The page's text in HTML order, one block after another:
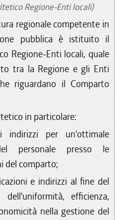
Regione-Enti locali)
regionale competente in
pubblica è istituito il
Regione-Enti locali, quale
tra la Regione e gli Enti
riguardano il Comparto
in particolare:
indirizzi per un'ottimale
personale presso le
del comparto;
e indirizzi al fine del
dell'uniformità, efficienza,
nella gestione del